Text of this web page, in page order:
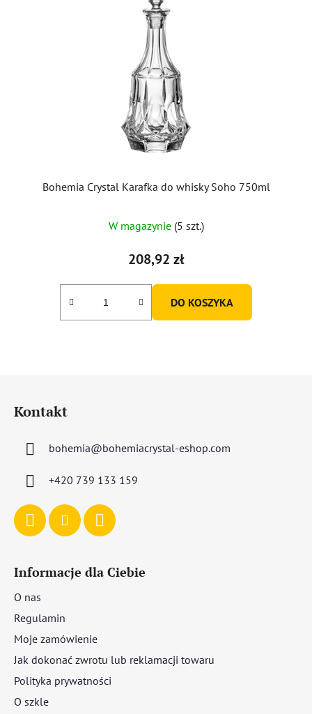
Bohemia Crystal Karafka do whisky Soho 750ml
W magazynie (5 szt.)
208,92 zł
DO KOSZYKA
Kontakt
bohemia@bohemiacrystal-eshop.com
+420 739 133 159
Informacje dla Ciebie
O nas
Regulamin
Moje zamówienie
Jak dokonać zwrotu lub reklamacji towaru
Polityka prywatności
O szkle